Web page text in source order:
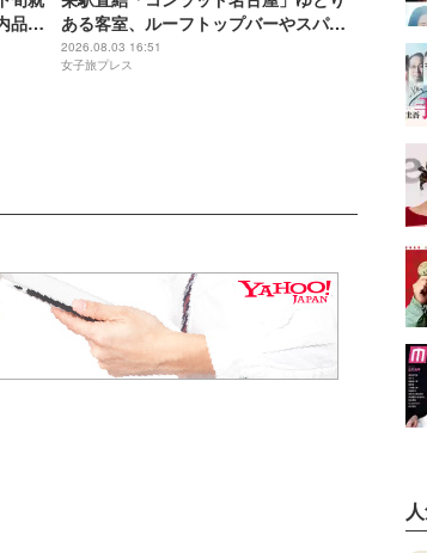
品に
ある客室、ルーフトップバーやスパで
贅沢気分の滞在を
2026.08.03 16:51
女子旅プレス